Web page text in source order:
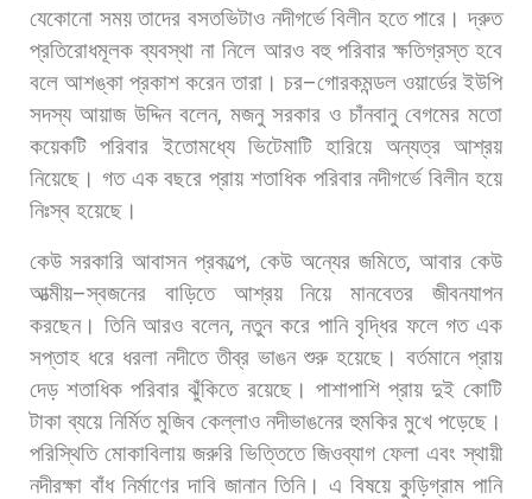
যেকোনো সময় তাদের বসতভিটাও নদীগর্ভে বিলীন হতে পারে। দ্রুত
প্রতিরোধমূলক ব্যবস্থা না নিলে আরও বহু পরিবার ক্ষতিগ্রস্ত হবে
বলে আশঙ্কা প্রকাশ করেন তারা। চর–গোরকমন্ডল ওয়ার্ডের ইউপি
সদস্য আয়াজ উদ্দিন বলেন, মজনু সরকার ও চাঁনবানু বেগমের মতো
কয়েকটি পরিবার ইতোমধ্যে ভিটেমাটি হারিয়ে অন্যত্র আশ্রয়
নিয়েছে। গত এক বছরে প্রায় শতাধিক পরিবার নদীগর্ভে বিলীন হয়ে
নিঃস্ব হয়েছে।
কেউ সরকারি আবাসন প্রকল্পে, কেউ অন্যের জমিতে, আবার কেউ
আত্মীয়–স্বজনের বাড়িতে আশ্রয় নিয়ে মানবেতর
জীবনযাপন
করছেন। তিনি আরও বলেন,নতুন করে পানি বৃদ্ধির ফলে গত এক
সপ্তাহ ধরে ধরলা নদীতে তীব্র ভাঙন শুরু হয়েছে। বর্তমানে প্রায়
দেড় শতাধিক পরিবার ঝুঁকিতে রয়েছে। পাশাপাশি প্রায় দুই কোটি
টাকা ব্যয়ে নির্মিত মুজিব কেল্লাও নদীভাঙনের হুমকির মুখে পড়েছে।
পরিস্থিতি মোকাবিলায় জরুরি ভিত্তিতে জিওব্যাগ ফেলা এবং স্থায়ী
নদীরক্ষা বাঁধ নির্মাণের দাবি জানান তিনি। এ বিষয়ে কুড়িগ্রাম পানি